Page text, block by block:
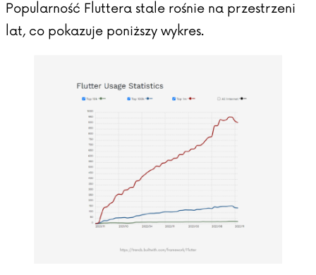
Popularność Fluttera stale rośnie na przestrzeni
lat, co pokazuje poniższy wykres.